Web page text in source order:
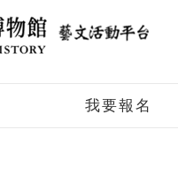
我要報名